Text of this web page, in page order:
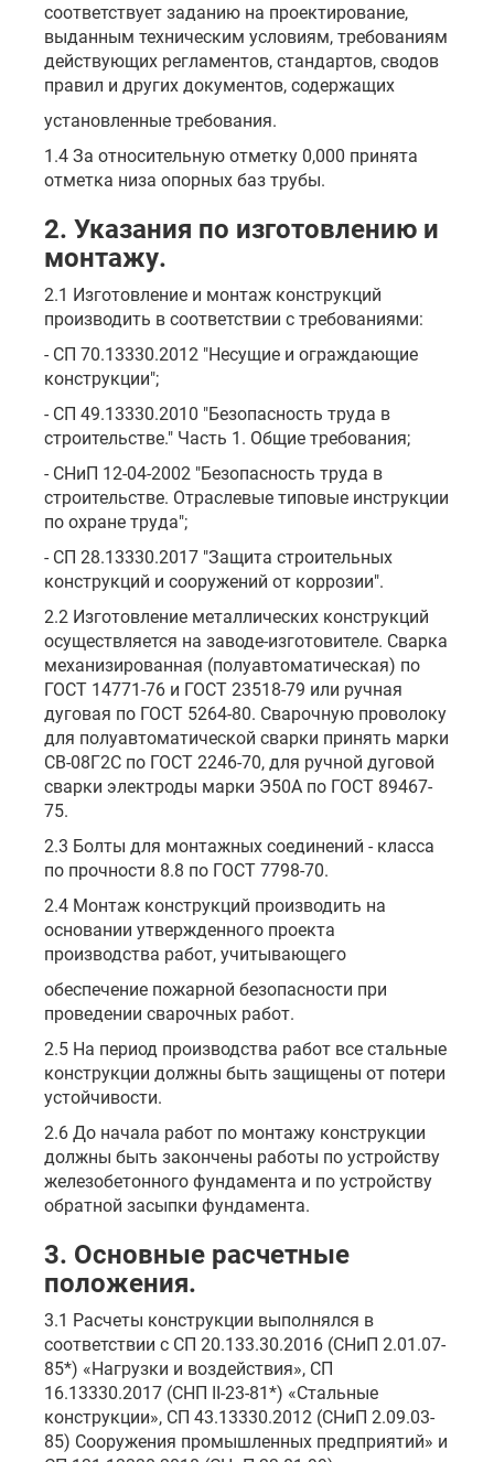
соответствует заданию на проектирование,
выданным техническим условиям, требованиям
действующих регламентов, стандартов, сводов
правил и других документов, содержащих
установленные требования.
1.4 За относительную отметку 0,000 принята
отметка низа опорных баз трубы.
2. Указания по изготовлению и
монтажу.
2.1 Изготовление и монтаж конструкций
производить в соответствии с требованиями:
- СП 70.13330.2012 "Несущие и ограждающие
конструкции";
- СП 49.13330.2010 "Безопасность труда в
строительстве." Часть 1. Общие требования;
- СНиП 12-04-2002 "Безопасность труда в
строительстве. Отраслевые типовые инструкции
по охране труда";
- СП 28.13330.2017 "Защита строительных
конструкций и сооружений от коррозии".
2.2 Изготовление металлических конструкций
осуществляется на заводе-изготовителе. Сварка
механизированная (полуавтоматическая) по
ГОСТ 14771-76 и ГОСТ 23518-79 или ручная
дуговая по ГОСТ 5264-80. Сварочную проволоку
для полуавтоматической сварки принять марки
СВ-08Г2С по ГОСТ 2246-70, для ручной дуговой
сварки электроды марки Э50А по ГОСТ 89467-
75.
2.3 Болты для монтажных соединений - класса
по прочности 8.8 по ГОСТ 7798-70.
2.4 Монтаж конструкций производить на
основании утвержденного проекта
производства работ, учитывающего
обеспечение пожарной безопасности при
проведении сварочных работ.
2.5 На период производства работ все стальные
конструкции должны быть защищены от потери
устойчивости.
2.6 До начала работ по монтажу конструкции
должны быть закончены работы по устройству
железобетонного фундамента и по устройству
обратной засыпки фундамента.
3. Основные расчетные
положения.
3.1 Расчеты конструкции выполнялся в
соответствии с СП 20.133.30.2016 (СНиП 2.01.07-
85*) «Нагрузки и воздействия», СП
16.13330.2017 (СНП II-23-81*) «Стальные
конструкции», СП 43.13330.2012 (СНиП 2.09.03-
85) Сооружения промышленных предприятий» и